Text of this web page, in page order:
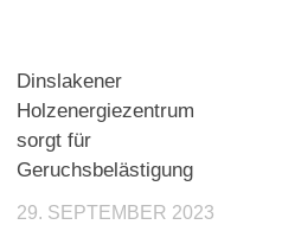
Dinslakener
Holzenergiezentrum
sorgt für
Geruchsbelästigung
29. SEPTEMBER 2023